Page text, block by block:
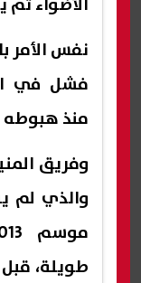
نفس الأمر
فشل في
منذ هبوطه موسم
وفريق
والذي لم
طويلة،